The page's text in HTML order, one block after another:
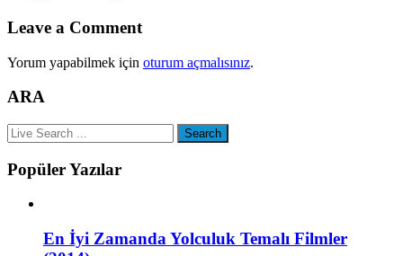
Leave a Comment
Yorum yapabilmek için oturum açmalısınız.
ARA
Popüler Yazılar
En İyi Zamanda Yolculuk Temalı Filmler